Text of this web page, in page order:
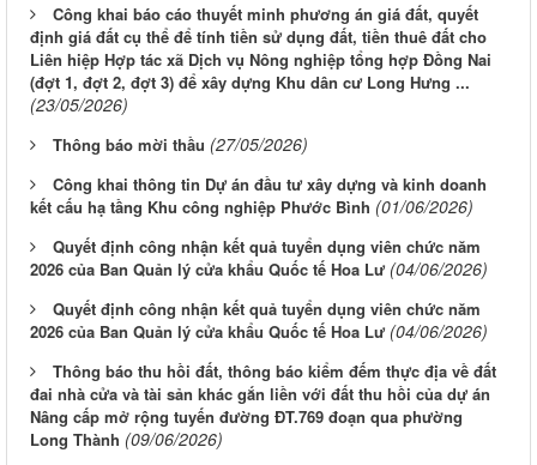
Công khai báo cáo thuyết minh phương án giá đất, quyết
định giá đất cụ thể để tính tiền sử dụng đất, tiền thuê đất cho
Liên hiệp Hợp tác xã Dịch vụ Nông nghiệp tổng hợp Đồng Nai
(đợt 1, đợt 2, đợt 3) để xây dựng Khu dân cư Long Hưng ...
(23/05/2026)
Thông báo mời thầu (27/05/2026)
Công khai thông tin Dự án đầu tư xây dựng và kinh doanh
kết cấu hạ tầng Khu công nghiệp Phước Bình (01/06/2026)
Quyết định công nhận kết quả tuyển dụng viên chức năm
2026 của Ban Quản lý cửa khẩu Quốc tế Hoa Lư (04/06/2026)
Quyết định công nhận kết quả tuyển dụng viên chức năm
2026 của Ban Quản lý cửa khẩu Quốc tế Hoa Lư (04/06/2026)
Thông báo thu hồi đất, thông báo kiểm đếm thực địa về đất
đai nhà cửa và tài sản khác gắn liền với đất thu hồi của dự án
Nâng cấp mở rộng tuyến đường ĐT.769 đoạn qua phường
Long Thành (09/06/2026)